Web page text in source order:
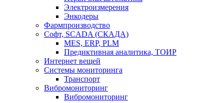
Электроизмерения
Энкодеры
Фармпроизводство
Софт, SCADA (СКАДА)
MES, ERP, PLM
Предиктивная аналитика, ТОИР
Интернет вещей
Системы мониторинга
Транспорт
Вибромониторинг
Вибромониторинг